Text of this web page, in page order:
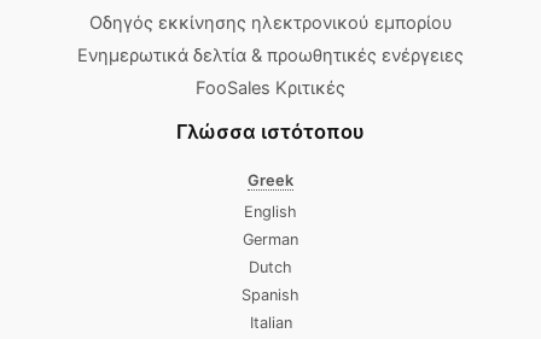
Οδηγός εκκίνησης ηλεκτρονικού εμπορίου
Ενημερωτικά δελτία & προωθητικές ενέργειες
FooSales Κριτικές
Γλώσσα ιστότοπου
Greek
English
German
Dutch
Spanish
Italian